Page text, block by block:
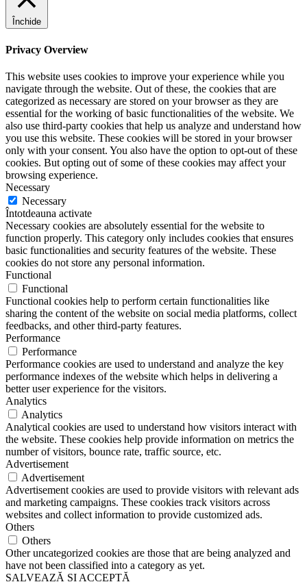
Închide
Privacy Overview
This website uses cookies to improve your experience while you
navigate through the website. Out of these, the cookies that are
categorized as necessary are stored on your browser as they are
essential for the working of basic functionalities of the website. We
also use third-party cookies that help us analyze and understand how
you use this website. These cookies will be stored in your browser
only with your consent. You also have the option to opt-out of these
cookies. But opting out of some of these cookies may affect your
browsing experience.
Necessary
Necessary
Întotdeauna activate
Necessary cookies are absolutely essential for the website to
function properly. This category only includes cookies that ensures
basic functionalities and security features of the website. These
cookies do not store any personal information.
Functional
Functional
Functional cookies help to perform certain functionalities like
sharing the content of the website on social media platforms, collect
feedbacks, and other third-party features.
Performance
Performance
Performance cookies are used to understand and analyze the key
performance indexes of the website which helps in delivering a
better user experience for the visitors.
Analytics
Analytics
Analytical cookies are used to understand how visitors interact with
the website. These cookies help provide information on metrics the
number of visitors, bounce rate, traffic source, etc.
Advertisement
Advertisement
Advertisement cookies are used to provide visitors with relevant ads
and marketing campaigns. These cookies track visitors across
websites and collect information to provide customized ads.
Others
Others
Other uncategorized cookies are those that are being analyzed and
have not been classified into a category as yet.
SALVEAZĂ ȘI ACCEPTĂ